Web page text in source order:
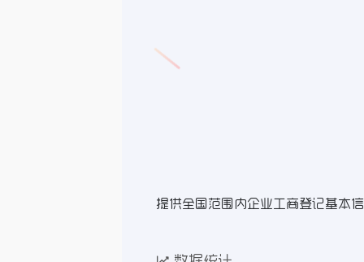
提供全国范围内企业工商登记基本